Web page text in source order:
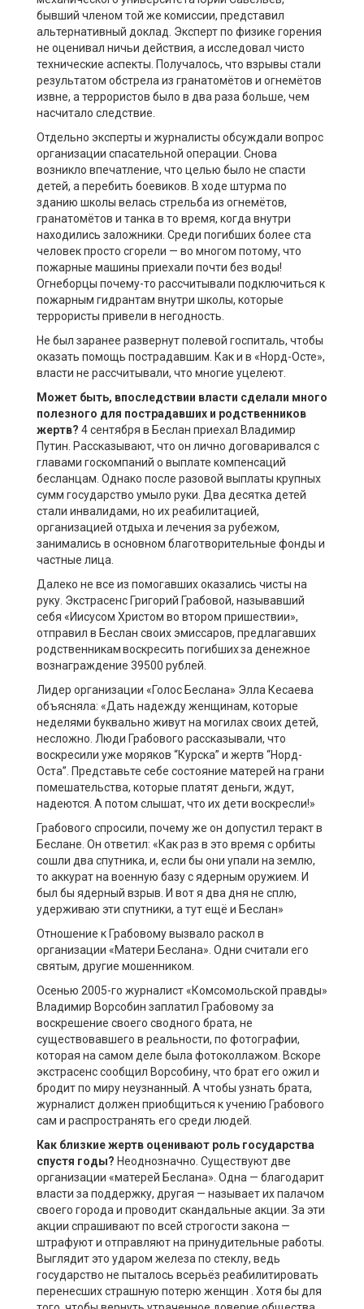
бывший членом той же комиссии, представил
альтернативный доклад. Эксперт по физике горения
не оценивал ничьи действия, а исследовал чисто
технические аспекты. Получалось, что взрывы стали
результатом обстрела из гранатомётов и огнемётов
извне, а террористов было в два раза больше, чем
насчитало следствие.
Отдельно эксперты и журналисты обсуждали вопрос
организации спасательной операции. Снова
возникло впечатление, что целью было не спасти
детей, а перебить боевиков. В ходе штурма по
зданию школы велась стрельба из огнемётов,
гранатомётов и танка в то время, когда внутри
находились заложники. Среди погибших более ста
человек просто сгорели — во многом потому, что
пожарные машины приехали почти без воды!
Огнеборцы почему-то рассчитывали подключиться к
пожарным гидрантам внутри школы, которые
террористы привели в негодность.
Не был заранее развернут полевой госпиталь, чтобы
оказать помощь пострадавшим. Как и в «Норд-Осте»,
власти не рассчитывали, что многие уцелеют.
Может быть, впоследствии власти сделали много
полезного для пострадавших и родственников
жертв? 4 сентября в Беслан приехал Владимир
Путин. Рассказывают, что он лично договаривался с
главами госкомпаний о выплате компенсаций
бесланцам. Однако после разовой выплаты крупных
сумм государство умыло руки. Два десятка детей
стали инвалидами, но их реабилитацией,
организацией отдыха и лечения за рубежом,
занимались в основном благотворительные фонды и
частные лица.
Далеко не все из помогавших оказались чисты на
руку. Экстрасенс Григорий Грабовой, называвший
себя «Иисусом Христом во втором пришествии»,
отправил в Беслан своих эмиссаров, предлагавших
родственникам воскресить погибших за денежное
вознаграждение 39500 рублей.
Лидер организации «Голос Беслана» Элла Кесаева
объясняла: «Дать надежду женщинам, которые
неделями буквально живут на могилах своих детей,
несложно. Люди Грабового рассказывали, что
воскресили уже моряков “Курска” и жертв “Норд-
Оста”. Представьте себе состояние матерей на грани
помешательства, которые платят деньги, ждут,
надеются. А потом слышат, что их дети воскресли!»
Грабового спросили, почему же он допустил теракт в
Беслане. Он ответил: «Как раз в это время с орбиты
сошли два спутника, и, если бы они упали на землю,
то аккурат на военную базу с ядерным оружием. И
был бы ядерный взрыв. И вот я два дня не сплю,
удерживаю эти спутники, а тут ещё и Беслан»
Отношение к Грабовому вызвало раскол в
организации «Матери Беслана». Одни считали его
святым, другие мошенником.
Осенью 2005-го журналист «Комсомольской правды»
Владимир Ворсобин заплатил Грабовому за
воскрешение своего сводного брата, не
существовавшего в реальности, по фотографии,
которая на самом деле была фотоколлажом. Вскоре
экстрасенс сообщил Ворсобину, что брат его ожил и
бродит по миру неузнанный. А чтобы узнать брата,
журналист должен приобщиться к учению Грабового
сам и распространять его среди людей.
Как близкие жертв оценивают роль государства
спустя годы? Неоднозначно. Существуют две
организации «матерей Беслана». Одна — благодарит
власти за поддержку, другая — называет их палачом
своего города и проводит скандальные акции. За эти
акции спрашивают по всей строгости закона —
штрафуют и отправляют на принудительные работы.
Выглядит это ударом железа по стеклу, ведь
государство не пыталось всерьёз реабилитировать
перенесших страшную потерю женщин . Хотя бы для